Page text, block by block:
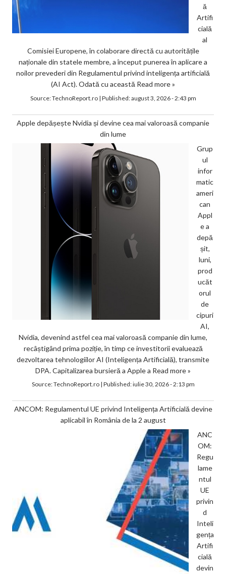
ă
Artifi
cială
al
Comisiei Europene, în colaborare directă cu autoritățile
naționale din statele membre, a început punerea în aplicare a
noilor prevederi din Regulamentul privind inteligența artificială
(AI Act). Odată cu această Read more »
Source:TechnoReport.ro| Published:august 3, 2026 - 2:43 pm
Apple depășește Nvidia și devine cea mai valoroasă companie
din lume
Grup
ul
infor
matic
ameri
can
Appl
e a
depă
șit,
luni,
prod
ucăt
orul
de
cipuri
AI,
Nvidia, devenind astfel cea mai valoroasă companie din lume,
recâștigând prima poziție, în timp ce investitorii evaluează
dezvoltarea tehnologiilor AI (Inteligența Artificială), transmite
DPA. Capitalizarea bursieră a Apple a Read more »
Source:TechnoReport.ro| Published:iulie 30, 2026 - 2:13 pm
ANCOM: Regulamentul UE privind Inteligența Artificială devine
aplicabil în România de la 2 august
ANC
OM:
Regu
lame
ntul
UE
privin
d
Inteli
gența
Artifi
cială
devin